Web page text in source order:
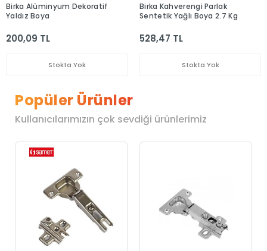
Birka Alüminyum Dekoratif
Yaldız Boya
200,09 TL
Stokta Yok
Birka Kahverengi Parlak
Sentetik Yağlı Boya 2.7 Kg
528,47 TL
Stokta Yok
Popüler Ürünler
Kullanıcılarımızın çok sevdiği ürünlerimiz